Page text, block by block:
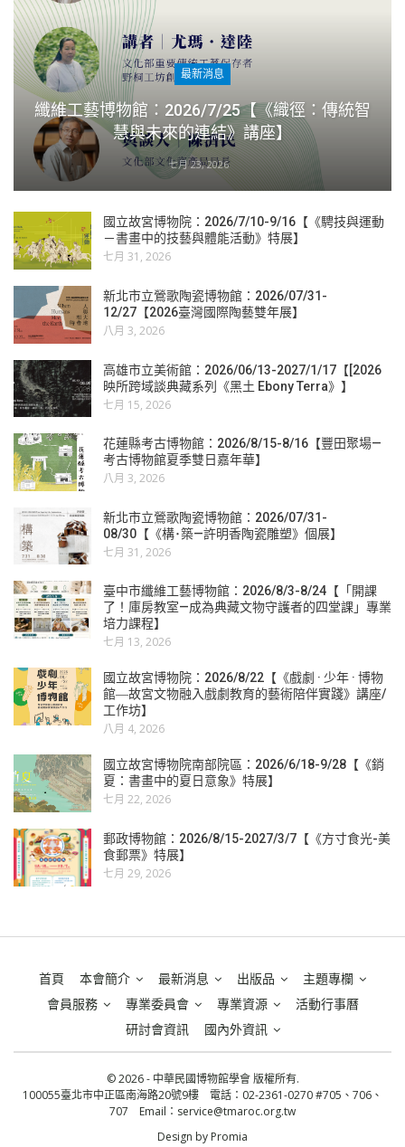
最新消息
纖維工藝博物館：2026/7/25【《織徑：傳統智
慧與未來的連結》講座】
七月 23, 2026
國立故宮博物院：2026/7/10-9/16【《騁技與運動
－書畫中的技藝與體能活動》特展】
七月 31, 2026
新北市立鶯歌陶瓷博物館：2026/07/31-
12/27【2026臺灣國際陶藝雙年展】
八月 3, 2026
高雄市立美術館：2026/06/13-2027/1/17【[2026
映所跨域談典藏系列《黑土 Ebony Terra》】
七月 15, 2026
花蓮縣考古博物館：2026/8/15-8/16【豐田聚場—
考古博物館夏季雙日嘉年華】
八月 3, 2026
新北市立鶯歌陶瓷博物館：2026/07/31-
08/30【《構･築—許明香陶瓷雕塑》個展】
七月 31, 2026
臺中市纖維工藝博物館：2026/8/3-8/24【「開課
了！庫房教室—成為典藏文物守護者的四堂課」專業
培力課程】
七月 13, 2026
國立故宮博物院：2026/8/22【《戲劇 · 少年 · 博物
館―故宮文物融入戲劇教育的藝術陪伴實踐》講座/
工作坊】
八月 4, 2026
國立故宮博物院南部院區：2026/6/18-9/28【《銷
夏：書畫中的夏日意象》特展】
七月 22, 2026
郵政博物館：2026/8/15-2027/3/7【《方寸食光-美
食郵票》特展】
七月 29, 2026
首頁 本會簡介 最新消息 出版品
主題專欄
會員服務
專業委員會 專業資源
活動行事曆
研討會資訊
國內外資訊
© 2026 - 中華民國博物館學會 版權所有.
100055臺北市中正區南海路20號9樓 電話：02-2361-0270 #705、706、
707 Email： service@tmaroc.org.tw
Design by Promia